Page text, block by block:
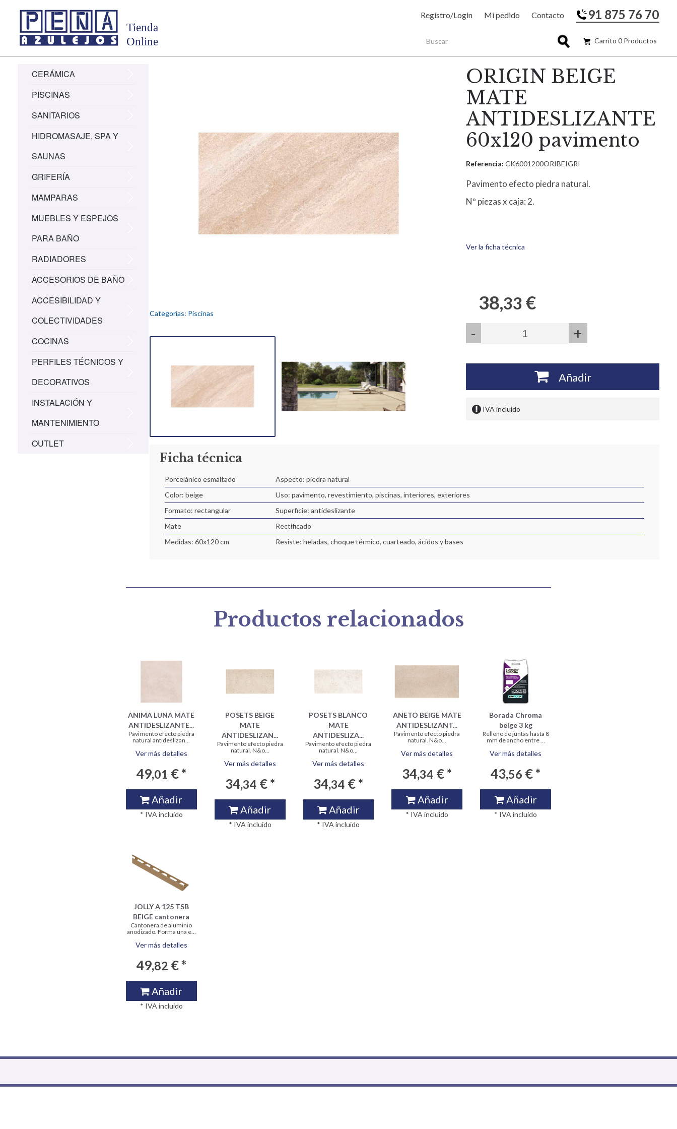
Registro/Login Mi pedido Contacto 91 875 76 70
Carrito 0 Productos
CERÁMICA
PISCINAS
SANITARIOS
HIDROMASAJE, SPA Y
SAUNAS
GRIFERÍA
MAMPARAS
MUEBLES Y ESPEJOS
PARA BAÑO
RADIADORES
ACCESORIOS DE BAÑO
ACCESIBILIDAD Y
COLECTIVIDADES
COCINAS
PERFILES TÉCNICOS Y
DECORATIVOS
INSTALACIÓN Y
MANTENIMIENTO
OUTLET
Categorías: Piscinas
ORIGIN BEIGE
MATE
ANTIDESLIZANTE
60x120 pavimento
Referencia:CK6001200ORIBEIGRI
Pavimento efecto piedra natural.
Nº piezas x caja: 2.
Ver la ficha técnica
38,33 €
- +
Añadir
IVA incluido
Ficha técnica
Porcelánico esmaltado
Aspecto: piedra natural
Color: beige
Uso: pavimento, revestimiento, piscinas, interiores, exteriores
Formato: rectangular
Superficie: antideslizante
Mate
Rectificado
Medidas: 60x120 cm
Resiste: heladas, choque térmico, cuarteado, ácidos y bases
Productos relacionados
ANIMA LUNA MATE
ANTIDESLIZANTE...
Pavimento efecto piedra
natural antideslizan...
Ver más detalles
49,01 € *
Añadir
* IVA incluido
POSETS BEIGE
MATE
ANTIDESLIZAN...
Pavimento efecto piedra
natural. N&o...
Ver más detalles
34,34 € *
Añadir
* IVA incluido
POSETS BLANCO
MATE
ANTIDESLIZA...
Pavimento efecto piedra
natural. N&o...
Ver más detalles
34,34 € *
Añadir
* IVA incluido
ANETO BEIGE MATE
ANTIDESLIZANT...
Pavimento efecto piedra
natural. N&o...
Ver más detalles
34,34 € *
Añadir
* IVA incluido
Borada Chroma
beige 3 kg
Relleno de juntas hasta 8
mm de ancho entre ...
Ver más detalles
43,56 € *
Añadir
* IVA incluido
JOLLY A 125 TSB
BEIGE cantonera
Cantonera de aluminio
anodizado. Forma una e...
Ver más detalles
49,82 € *
Añadir
* IVA incluido